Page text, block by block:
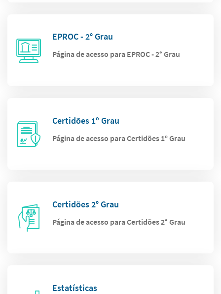
EPROC - 2° Grau
Página de acesso para EPROC - 2° Grau
Certidões 1º Grau
Página de acesso para Certidões 1º Grau
Certidões 2° Grau
Página de acesso para Certidões 2° Grau
Estatísticas